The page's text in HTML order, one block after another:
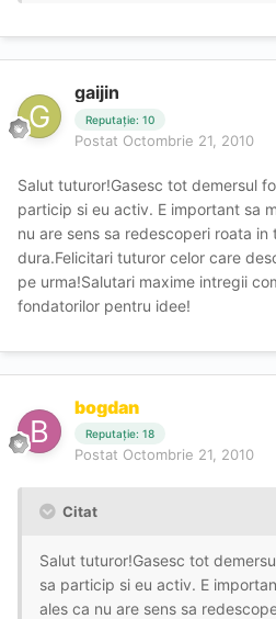
gaijin
Reputație: 10
Postat Octombrie 21, 2010
Salut tuturor!Gasesc tot demersul
particip si eu activ. E important sa
nu are sens sa redescoperi roata
dura.Felicitari tuturor celor care
pe urma!Salutari maxime intregii
fondatorilor pentru idee!
bogdan
Reputație: 18
Postat Octombrie 21, 2010
Citat
Salut tuturor!Gasesc tot
sa particip si eu activ. E
ales ca nu are sens sa